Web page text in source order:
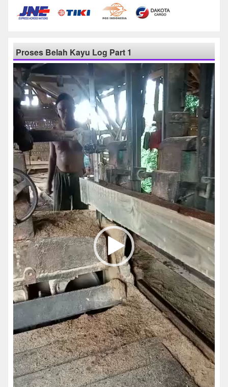
Proses Belah Kayu Log Part 1
Pemutar
Video